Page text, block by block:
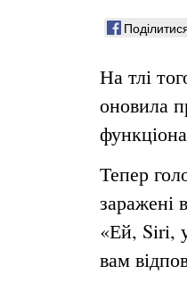
На тлі
оновила
Тепер
заражені
«Ей, Siri,
вам